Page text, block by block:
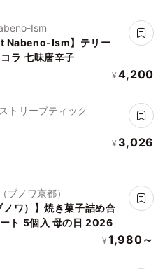
Ism
Nabeno-Ism】テリー
ラ 七味唐辛子
¥ 4,200
トリーブティック
¥ 3,026
ブノワ京都）
ノワ）】焼き菓子詰め合
わせ 5種アソート 5個入 母の日 2026
¥ 1,980～